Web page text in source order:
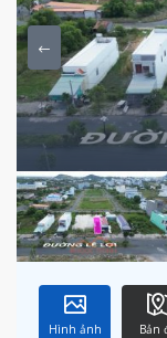
Hình ảnh Bản